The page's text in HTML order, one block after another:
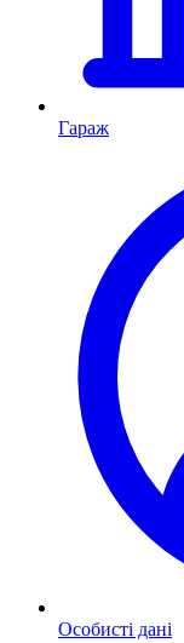
Гараж
Особисті дані